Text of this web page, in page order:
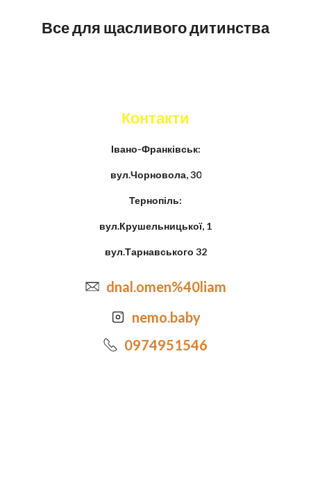
Все для щасливого дитинства
Контакти
Івано-Франківськ:
вул.Чорновола, 30
Тернопіль:
вул.Крушельницької, 1
вул.Тарнавського 32
dnal.omen%40liam
nemo.baby
0974951546